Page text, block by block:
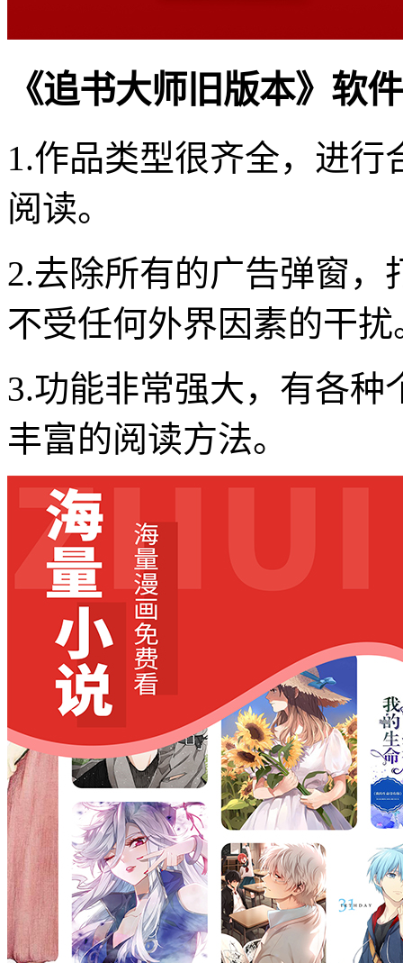
《追书大师旧版本》软
1.作品类型很齐全，进
阅读。
2.去除所有的广告弹窗
不受任何外界因素的干扰
3.功能非常强大，有各
丰富的阅读方法。